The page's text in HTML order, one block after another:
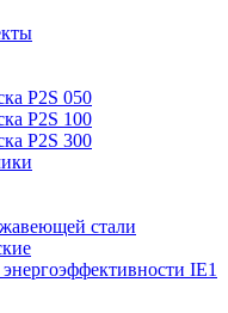
P2S 050
P2S 100
P2S 300
стали
IE1